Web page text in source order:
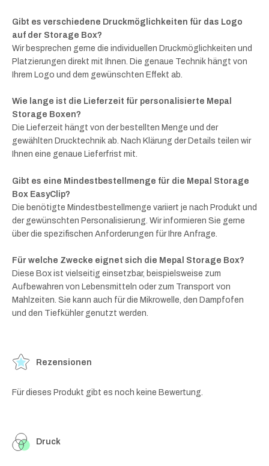
Gibt es verschiedene Druckmöglichkeiten für das Logo
auf der Storage Box?
Wir besprechen gerne die individuellen Druckmöglichkeiten und
Platzierungen direkt mit Ihnen. Die genaue Technik hängt von
Ihrem Logo und dem gewünschten Effekt ab.
Wie lange ist die Lieferzeit für personalisierte Mepal
Storage Boxen?
Die Lieferzeit hängt von der bestellten Menge und der
gewählten Drucktechnik ab. Nach Klärung der Details teilen wir
Ihnen eine genaue Lieferfrist mit.
Gibt es eine Mindestbestellmenge für die Mepal Storage
Box EasyClip?
Die benötigte Mindestbestellmenge variiert je nach Produkt und
der gewünschten Personalisierung. Wir informieren Sie gerne
über die spezifischen Anforderungen für Ihre Anfrage.
Für welche Zwecke eignet sich die Mepal Storage Box?
Diese Box ist vielseitig einsetzbar, beispielsweise zum
Aufbewahren von Lebensmitteln oder zum Transport von
Mahlzeiten. Sie kann auch für die Mikrowelle, den Dampfofen
und den Tiefkühler genutzt werden.
Rezensionen
Für dieses Produkt gibt es noch keine Bewertung.
Druck